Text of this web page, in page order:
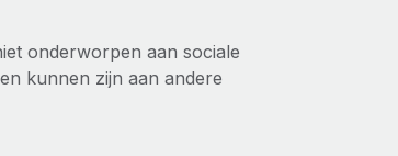
onderworpen aan sociale
kunnen zijn aan andere